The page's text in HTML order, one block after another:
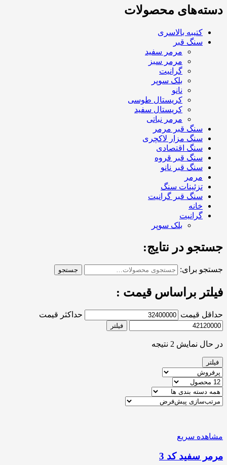
دسته‌های محصولات
کتیبه بالاسری
سنگ قبر
مرمر سفید
مرمر سبز
گرانیت
بلک سوپر
نانو
کریستال طوسی
کریستال سفید
مرمر نباتی
سنگ قبر مرمر
سنگ مزار لاکچری
سنگ اقتصادی
سنگ قبر قروه
سنگ قبر نانو
مرمر
تزئینات سنگ
سنگ قبر گرانیت
خانه
گرانیت
بلک سوپر
جستجو در نتایج:
جستجو برای: جستجو
فیلتر براساس قیمت :
حداقل قیمت حداکثر قیمت
فیلتر
در حال نمایش 2 نتیجه
فیلتر
مشاهده سریع
مرمر سفید کد 3